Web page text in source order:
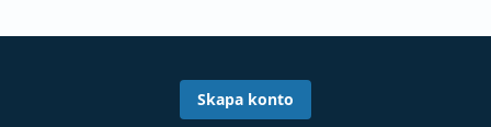
Skapa konto